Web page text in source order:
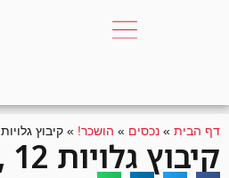
דף הבית » נכסים » הושכר! » קיבוץ גלויות 12 ,חולון
קיבוץ גלויות 12 ,חולון